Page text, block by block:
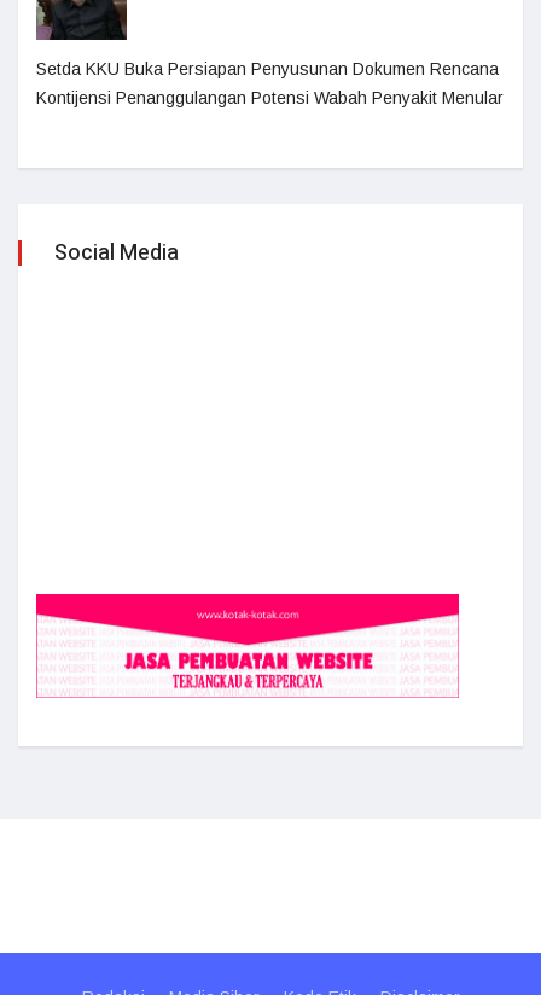
Setda KKU Buka Persiapan Penyusunan Dokumen Rencana
Kontijensi Penanggulangan Potensi Wabah Penyakit Menular
Social Media